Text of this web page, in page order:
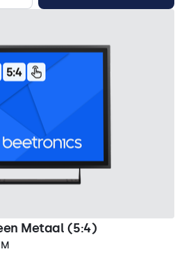
Metaal (5:4)